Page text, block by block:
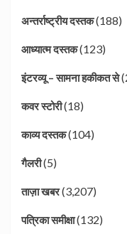
अन्तर्राष्ट्रीय दस्तक(188)
आध्यात्म दस्तक(123)
इंटरव्यू – सामना हकीकत से
कवर स्टोरी(18)
काव्य दस्तक(104)
गैलरी(5)
ताज़ा खबर(3,207)
पत्रिका समीक्षा(132)